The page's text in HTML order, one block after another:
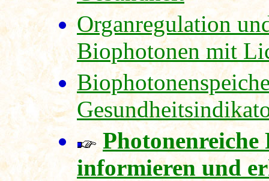
Organregulation
Biophotonen mit
informieren und